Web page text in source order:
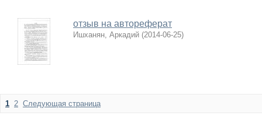
отзыв на автореферат
Ишханян, Аркадий (2014-06-25)
1 2 Следующая страница